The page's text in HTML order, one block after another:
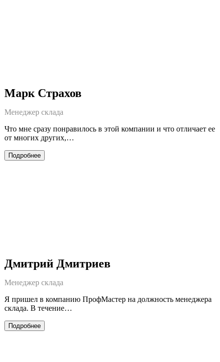
Марк Страхов
Менеджер склада
Что мне сразу понравилось в этой компании и что отличает ее
от многих других,…
Подробнее
Дмитрий Дмитриев
Менеджер склада
Я пришел в компанию ПрофМастер на должность менеджера
склада. В течение…
Подробнее